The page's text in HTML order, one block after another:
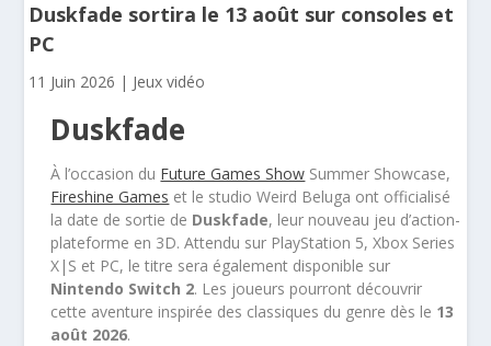
Duskfade sortira le 13 août sur consoles et
PC
11 Juin 2026 | Jeux vidéo
Duskfade
À l’occasion du Future Games Show Summer Showcase,
Fireshine Games et le studio Weird Beluga ont officialisé
la date de sortie de Duskfade, leur nouveau jeu d’action-
plateforme en 3D. Attendu sur PlayStation 5, Xbox Series
X|S et PC, le titre sera également disponible sur
Nintendo Switch 2. Les joueurs pourront découvrir
cette aventure inspirée des classiques du genre dès le 13
août 2026.